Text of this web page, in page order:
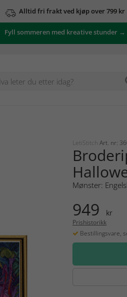
Alltid fri frakt ved kjøp over 799 kr
Fyll sommeren med kreative stunder →
LetiStitch Art. nr:
Mønster:
949 kr
Prishistorikk
Bestillingsvare,